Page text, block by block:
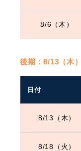
8/6（木）
後期：8/13（木
日付
8/13（木）
8/18（火）